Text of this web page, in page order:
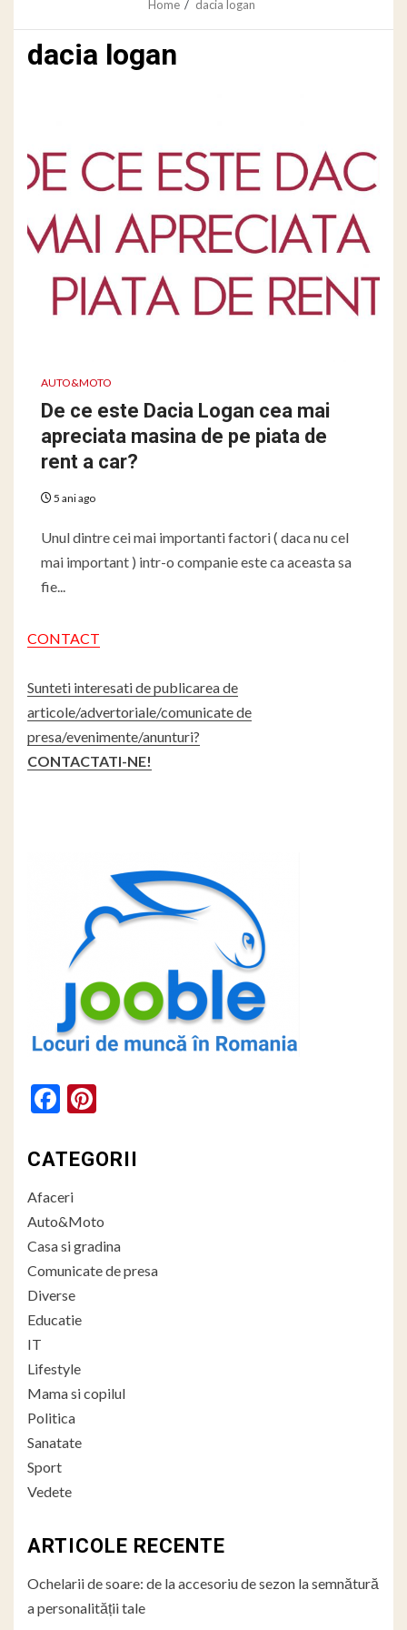
Home dacia logan
dacia logan
AUTO&MOTO
De ce este Dacia Logan cea mai
apreciata masina de pe piata de
rent a car?
5 ani ago
Unul dintre cei mai importanti factori ( daca nu cel
mai important ) intr-o companie este ca aceasta sa
fie...
CONTACT
Sunteti interesati de publicarea de
articole/advertoriale/comunicate de
presa/evenimente/anunturi?
CONTACTATI-NE!
Facebook
CATEGORII
Afaceri
Auto&Moto
Casa si gradina
Comunicate de presa
Diverse
Educatie
IT
Lifestyle
Mama si copilul
Politica
Sanatate
Sport
Vedete
ARTICOLE RECENTE
Ochelarii de soare: de la accesoriu de sezon la semnătură
a personalității tale